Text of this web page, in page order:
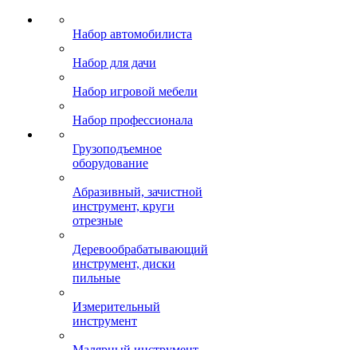
Набор автомобилиста
Набор для дачи
Набор игровой мебели
Набор профессионала
Грузоподъемное
оборудование
Абразивный, зачистной
инструмент, круги
отрезные
Деревообрабатывающий
инструмент, диски
пильные
Измерительный
инструмент